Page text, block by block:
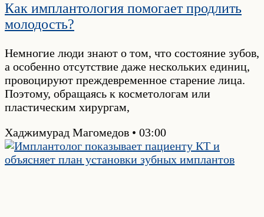
Как имплантология помогает продлить
молодость?
Немногие люди знают о том, что состояние зубов,
а особенно отсутствие даже нескольких единиц,
провоцируют преждевременное старение лица.
Поэтому, обращаясь к косметологам или
пластическим хирургам,
Хаджимурад Магомедов
03:00